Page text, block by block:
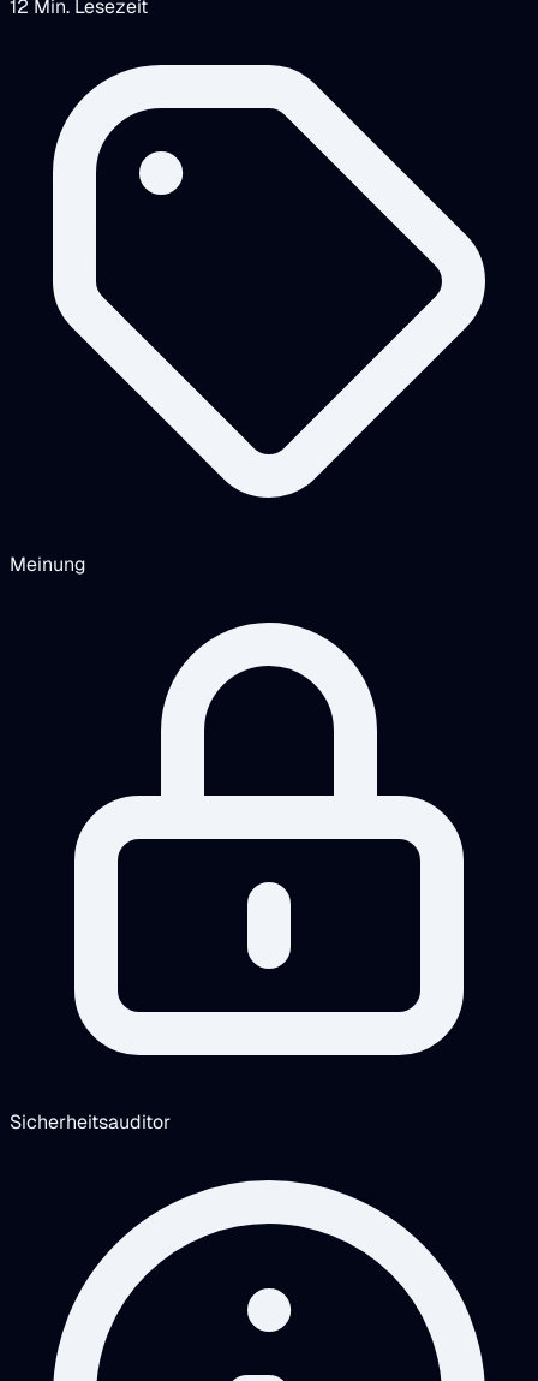
12 Min. Lesezeit
Meinung
Sicherheitsauditor